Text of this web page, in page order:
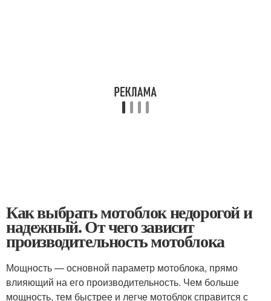
Как выбрать мотоблок недорогой и
надежный. От чего зависит
производительность мотоблока
Мощность — основной параметр мотоблока, прямо
влияющий на его производительность. Чем больше
мощность, тем быстрее и легче мотоблок справится с